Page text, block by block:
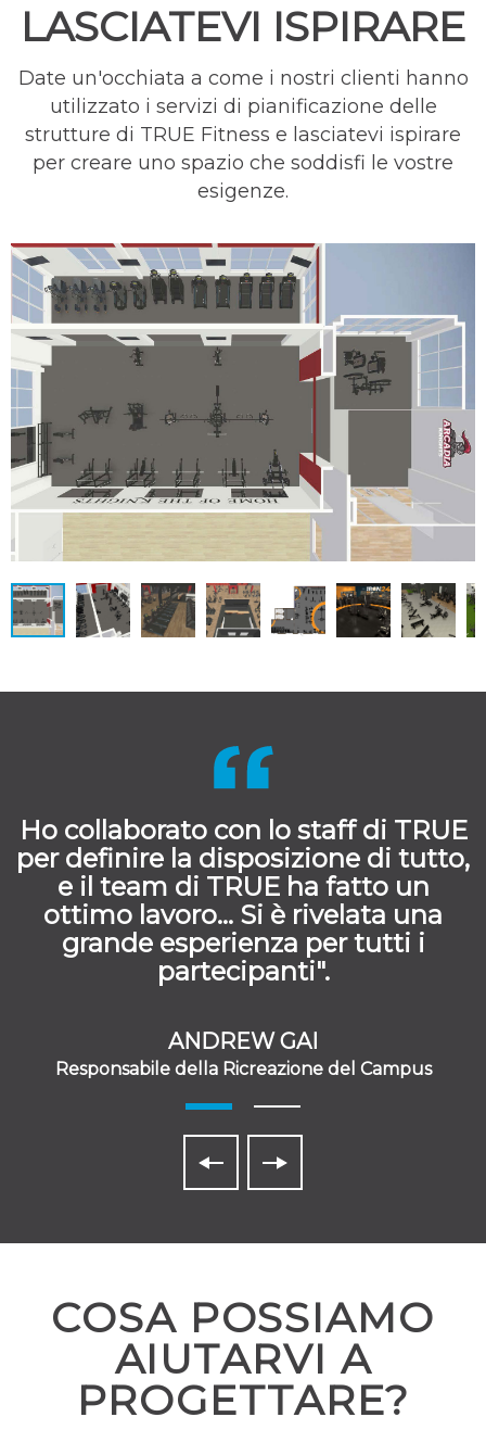
LASCIATEVI ISPIRARE
Date un'occhiata a come i nostri clienti hanno
utilizzato i servizi di pianificazione delle
strutture di TRUE Fitness e lasciatevi ispirare
per creare uno spazio che soddisfi le vostre
esigenze.
Ho collaborato con lo staff di TRUE
per definire la disposizione di tutto,
e il team di TRUE ha fatto un
ottimo lavoro... Si è rivelata una
grande esperienza per tutti i
partecipanti".
ANDREW GAI
Responsabile della Ricreazione del Campus
COSA POSSIAMO
AIUTARVI A
PROGETTARE?